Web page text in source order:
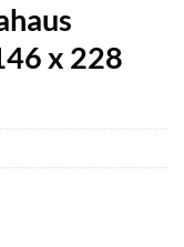
x 228